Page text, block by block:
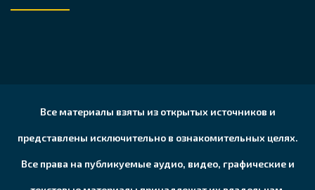
Все материалы взяты из открытых источников и
представлены исключительно в ознакомительных целях.
Все права на публикуемые аудио, видео, графические и